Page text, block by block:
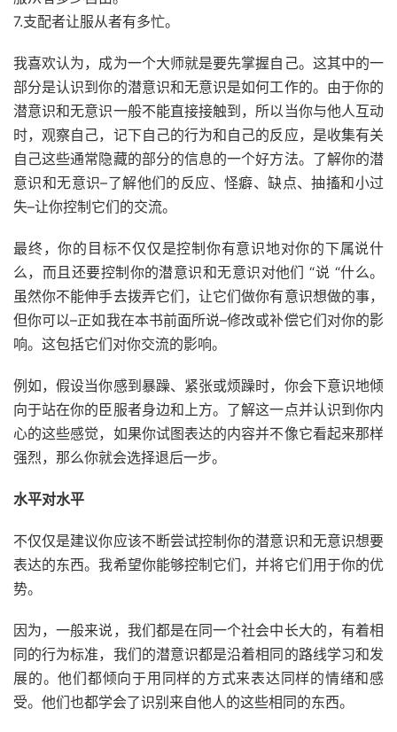
7.支配者让服从者有多忙。
我喜欢认为，成为一个大师就是要先掌握自己。这其中的一
部分是认识到你的潜意识和无意识是如何工作的。由于你的
潜意识和无意识一般不能直接接触到，所以当你与他人互动
时，观察自己，记下自己的行为和自己的反应，是收集有关
自己这些通常隐藏的部分的信息的一个好方法。了解你的潜
意识和无意识–了解他们的反应、怪癖、缺点、抽搐和小过
失–让你控制它们的交流。
最终，你的目标不仅仅是控制你有意识地对你的下属说什
么，而且还要控制你的潜意识和无意识对他们 “说 “什么。
虽然你不能伸手去拨弄它们，让它们做你有意识想做的事，
但你可以–正如我在本书前面所说–修改或补偿它们对你的影
响。这包括它们对你交流的影响。
例如，假设当你感到暴躁、紧张或烦躁时，你会下意识地倾
向于站在你的臣服者身边和上方。了解这一点并认识到你内
心的这些感觉，如果你试图表达的内容并不像它看起来那样
强烈，那么你就会选择退后一步。
水平对水平
不仅仅是建议你应该不断尝试控制你的潜意识和无意识想要
表达的东西。我希望你能够控制它们，并将它们用于你的优
势。
因为，一般来说，我们都是在同一个社会中长大的，有着相
同的行为标准，我们的潜意识都是沿着相同的路线学习和发
展的。他们都倾向于用同样的方式来表达同样的情绪和感
受。他们也都学会了识别来自他人的这些相同的东西。